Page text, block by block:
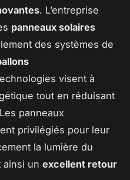
. L’entreprise
panneaux solaires
des systèmes de
visent à
tout en réduisant
panneaux
privilégiés pour leur
la lumière du
ainsi un excellent retour